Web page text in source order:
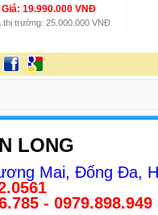
Giá: 19.990.000 VNĐ
thị trường: 25.000.000 VNĐ
LONG
Mai, Đống Đa,
- 0979.898.949